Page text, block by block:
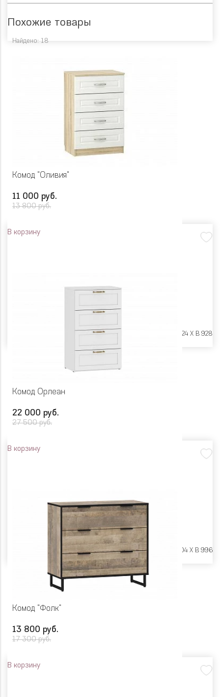
Похожие товары
Найдено: 18
Комод "Оливия"
11 000 руб.
13 800 руб.
В корзину
Ш 602 X Г 424 X В 928
Комод Орлеан
22 000 руб.
27 500 руб.
В корзину
Ш 600 X Г 404 X В 996
Комод "Фолк"
13 800 руб.
17 300 руб.
В корзину